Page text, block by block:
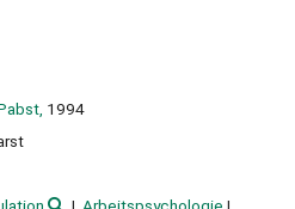
1994
Arbeitspsychologie